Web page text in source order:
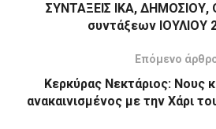
ΣΥΝΤΑΞΕΙΣ ΙΚΑ,
συντάξεων ΙΟΥΛΙΟΥ
Επόμενο
Κερκύρας Νεκτάριος: Νους
ανακαινισμένος με την Χάρι